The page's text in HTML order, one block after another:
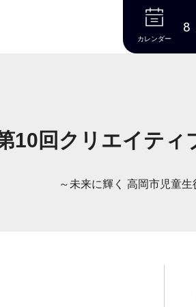
本文へ
カレンダー
8
10回クリエイティ
～未来に輝く 高岡市児童生